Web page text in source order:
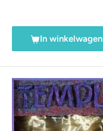
In winkelwagen